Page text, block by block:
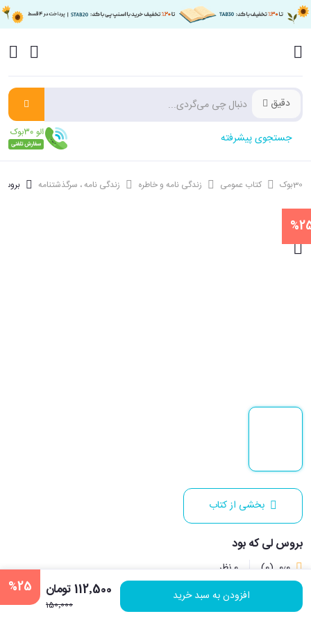
دقیق
جستجوی پیشرفته
30بوک کتاب عمومی زندگی نامه و خاطره زندگی نامه ، سرگذشتنامه بروس
بخشی از کتاب
بروس لی که بود
0٫0 (0) 0 نظر
نویسنده: جیم جیگلیوتی
افزودن به سبد خرید 112٬500 تومان
150٬000
%25